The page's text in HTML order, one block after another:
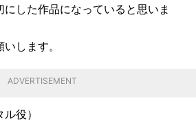
した作品になっていると思いま
します。
ADVERTISEMENT
役）